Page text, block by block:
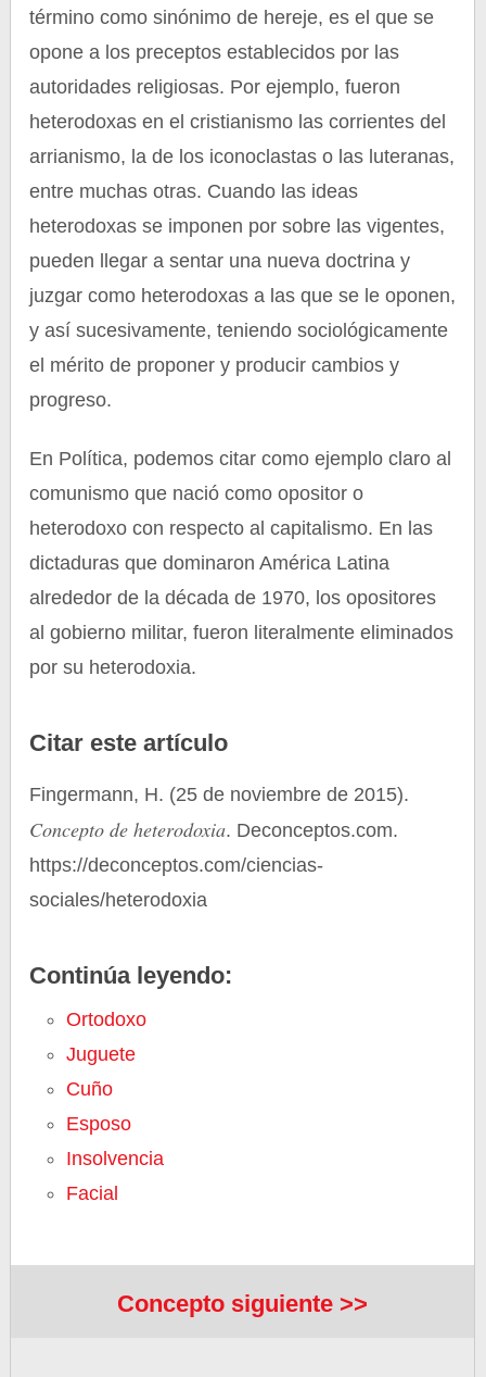
término como sinónimo de hereje, es el que se
opone a los preceptos establecidos por las
autoridades religiosas. Por ejemplo, fueron
heterodoxas en el cristianismo las corrientes del
arrianismo, la de los iconoclastas o las luteranas,
entre muchas otras. Cuando las ideas
heterodoxas se imponen por sobre las vigentes,
pueden llegar a sentar una nueva doctrina y
juzgar como heterodoxas a las que se le oponen,
y así sucesivamente, teniendo sociológicamente
el mérito de proponer y producir cambios y
progreso.
En Política, podemos citar como ejemplo claro al
comunismo que nació como opositor o
heterodoxo con respecto al capitalismo. En las
dictaduras que dominaron América Latina
alrededor de la década de 1970, los opositores
al gobierno militar, fueron literalmente eliminados
por su heterodoxia.
Citar este artículo
Fingermann, H. (25 de noviembre de 2015).
Concepto de heterodoxia. Deconceptos.com.
https://deconceptos.com/ciencias-
sociales/heterodoxia
Continúa leyendo:
Ortodoxo
Juguete
Cuño
Esposo
Insolvencia
Facial
Concepto siguiente >>